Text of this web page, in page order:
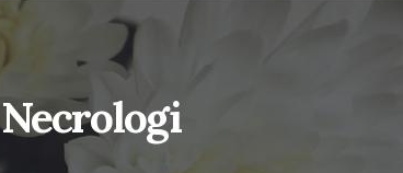
Necrologi